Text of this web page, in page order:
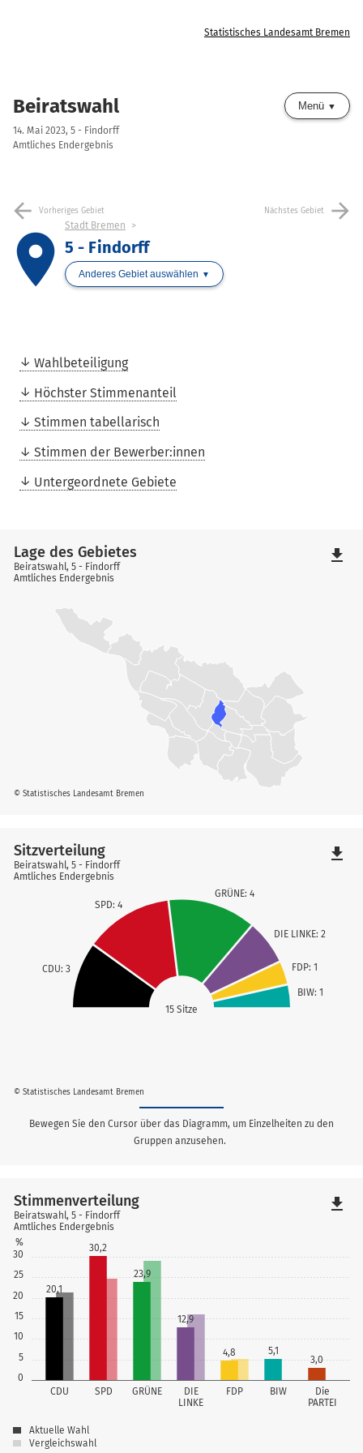
Statistisches Landesamt Bremen
Beiratswahl
14. Mai 2023, 5 - Findorff
Amtliches Endergebnis
Menü
arrow_back Vorheriges Gebiet Nächstes Gebiet arrow_forward
place
Stadt Bremen
5 - Findorff
Anderes Gebiet auswählen
Wahlbeteiligung
Höchster Stimmenanteil
Stimmen tabellarisch
Stimmen der Bewerber:innen
Untergeordnete Gebiete
© Statistisches Landesamt Bremen
Lage des Gebietes
Beiratswahl, 5 - Findorff
Amtliches Endergebnis
file_download
15 Sitze
CDU: 3
SPD: 4
GRÜNE: 4
DIE LINKE: 2
FDP: 1
BIW: 1
© Statistisches Landesamt Bremen
Sitzverteilung
Beiratswahl, 5 - Findorff
Amtliches Endergebnis
file_download
Bewegen Sie den Cursor über das Diagramm, um Einzelheiten zu den
Gruppen anzusehen.
0
5
10
15
20
25
30
%
CDU SPD GRÜNE
DIE
LINKE
FDP BIW
Die
PARTEI
20,1
30,2
23,9
12,9
4,8 5,1
3,0
Stimmenverteilung
Beiratswahl, 5 - Findorff
Amtliches Endergebnis
Aktuelle Wahl
Vergleichswahl
file_download